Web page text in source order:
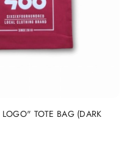
TOTE BAG (DARK
DO KOSZYKA